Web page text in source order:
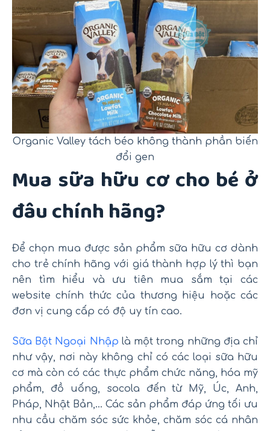
Organic Valley tách béo không thành phần biến
đổi gen
Mua sữa hữu cơ cho bé ở
đâu chính hãng?
Để chọn mua được sản phẩm sữa hữu cơ dành
cho trẻ chính hãng với giá thành hợp lý thì bạn
nên tìm hiểu và ưu tiên mua sắm tại các
website chính thức của thương hiệu hoặc các
đơn vị cung cấp có độ uy tín cao.
Sữa Bột Ngoại Nhập là một trong những địa chỉ
như vậy, nơi này không chỉ có các loại sữa hữu
cơ mà còn có các thực phẩm chức năng, hóa mỹ
phẩm, đồ uống, socola đến từ Mỹ, Úc, Anh,
Pháp, Nhật Bản,… Các sản phẩm đáp ứng tối ưu
nhu cầu chăm sóc sức khỏe, chăm sóc cá nhân